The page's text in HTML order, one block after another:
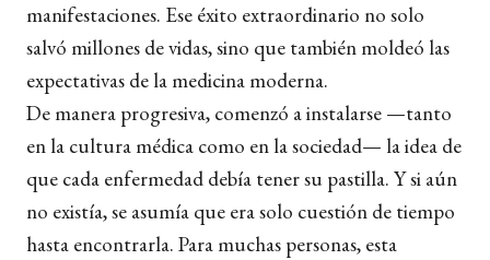
manifestaciones. Ese éxito extraordinario no solo
salvó millones de vidas, sino que también moldeó las
expectativas de la medicina moderna.
De manera progresiva, comenzó a instalarse —tanto
en la cultura médica como en la sociedad— la idea de
que cada enfermedad debía tener su pastilla. Y si aún
no existía, se asumía que era solo cuestión de tiempo
hasta encontrarla. Para muchas personas, esta